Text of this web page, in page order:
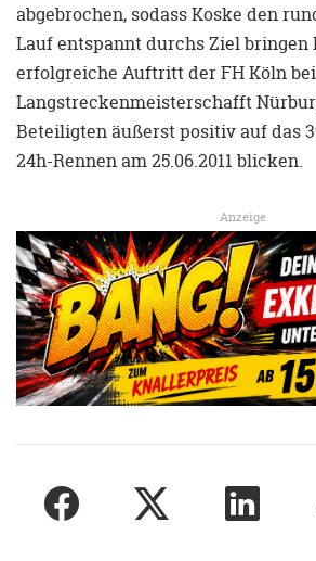
abgebrochen, sodass Koske den
Lauf entspannt durchs Ziel bringen
erfolgreiche Auftritt der FH Köln
Langstreckenmeisterschafft
Beteiligten äußerst positiv auf das
24h-Rennen am 25.06.2011 blicken.
Anzeige